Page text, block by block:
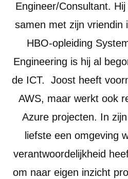
Engineer/Consultant.
samen met zijn vriendin
HBO-opleiding
Engineering is hij al
de ICT. Joost heeft
AWS, maar werkt ook
Azure projecten. In
liefste een omgeving
verantwoordelijkheid
om naar eigen inzicht